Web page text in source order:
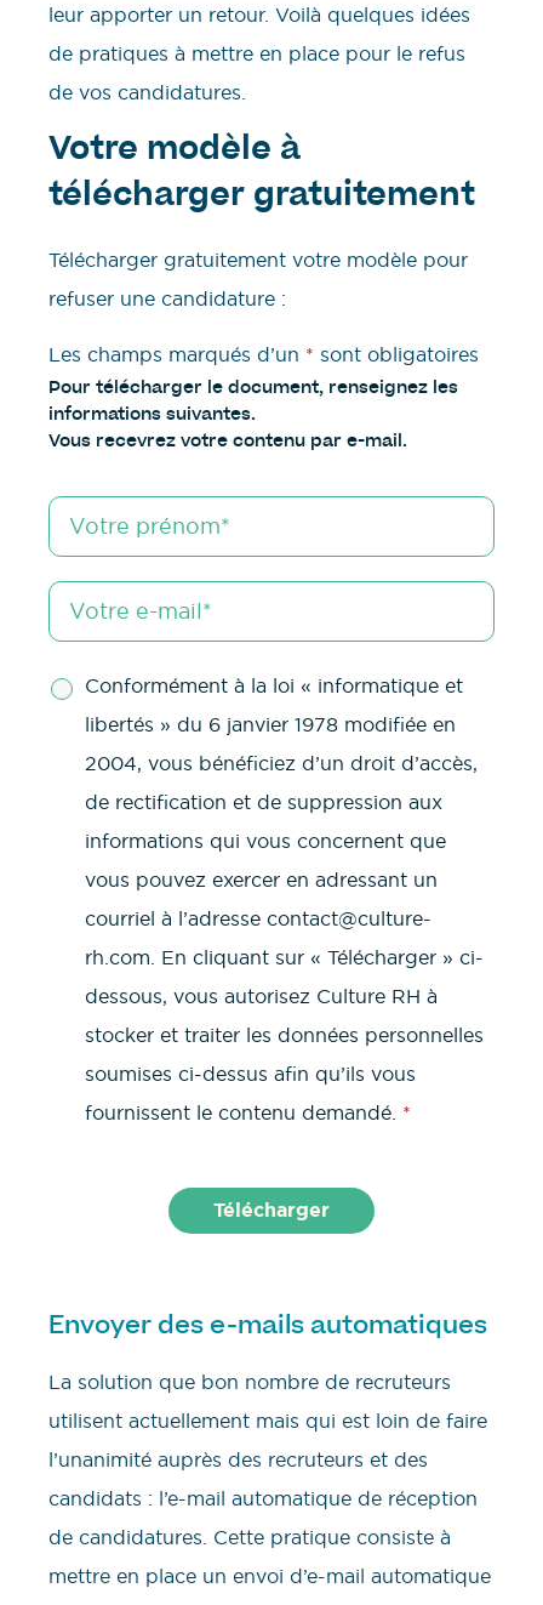
leur apporter un retour. Voilà quelques idées
de pratiques à mettre en place pour le refus
de vos candidatures.
Votre modèle à
télécharger gratuitement
Télécharger gratuitement votre modèle pour
refuser une candidature :
Les champs marqués d’un * sont obligatoires
Pour télécharger le document, renseignez les
informations suivantes.
Vous recevrez votre contenu par e-mail.
Conformément à la loi « informatique et
libertés » du 6 janvier 1978 modifiée en
2004, vous bénéficiez d’un droit d’accès,
de rectification et de suppression aux
informations qui vous concernent que
vous pouvez exercer en adressant un
courriel à l’adresse contact@culture-
rh.com. En cliquant sur « Télécharger » ci-
dessous, vous autorisez Culture RH à
stocker et traiter les données personnelles
soumises ci-dessus afin qu’ils vous
fournissent le contenu demandé. *
Envoyer des e-mails automatiques
La solution que bon nombre de recruteurs
utilisent actuellement mais qui est loin de faire
l’unanimité auprès des recruteurs et des
candidats : l’e-mail automatique de réception
de candidatures. Cette pratique consiste à
mettre en place un envoi d’e-mail automatique